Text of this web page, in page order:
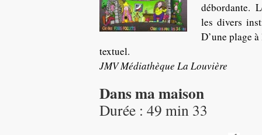
débordante.
les divers
D’une plage
textuel.
JMV Médiathèque La Louvière
Dans ma maison
Durée : 49 min 33